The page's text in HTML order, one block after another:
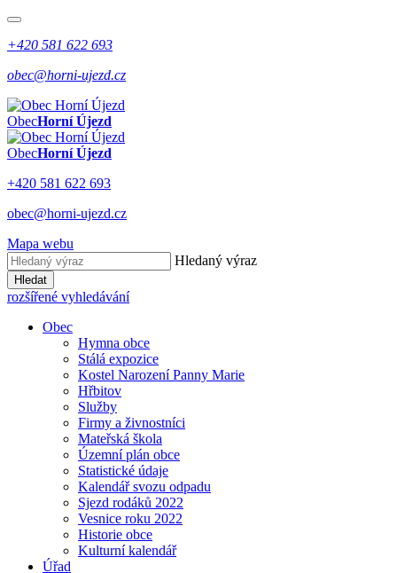
+420 581 622 693
obec@horni-ujezd.cz
ObecHorní Újezd
ObecHorní Újezd
+420 581 622 693
obec@horni-ujezd.cz
Mapa webu
Hledaný výraz
Hledat
rozšířené vyhledávání
Obec
Hymna obce
Stálá expozice
Kostel Narození Panny Marie
Hřbitov
Služby
Firmy a živnostníci
Mateřská škola
Územní plán obce
Statistické údaje
Kalendář svozu odpadu
Sjezd rodáků 2022
Vesnice roku 2022
Historie obce
Kulturní kalendář
Úřad